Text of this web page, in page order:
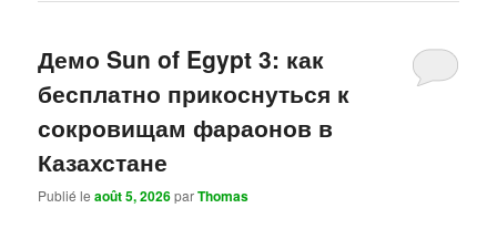
Демо Sun of Egypt 3: как
бесплатно прикоснуться к
сокровищам фараонов в
Казахстане
Publié leaoût 5, 2026parThomas